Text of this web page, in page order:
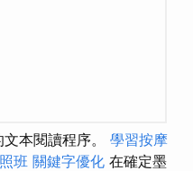
本閱讀程序。 學習按摩
班 關鍵字優化 在確定墨